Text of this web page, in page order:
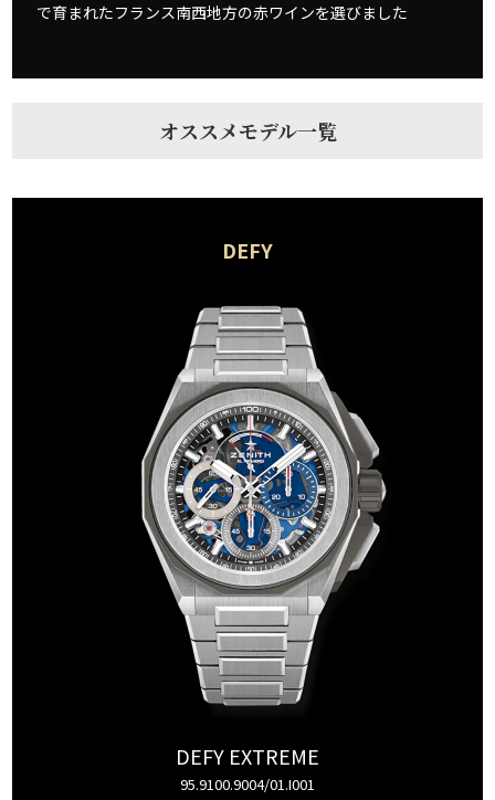
で育まれたフランス南西地方の赤ワインを選びました
オススメモデル一覧
DEFY
DEFY EXTREME
95.9100.9004/01.I001